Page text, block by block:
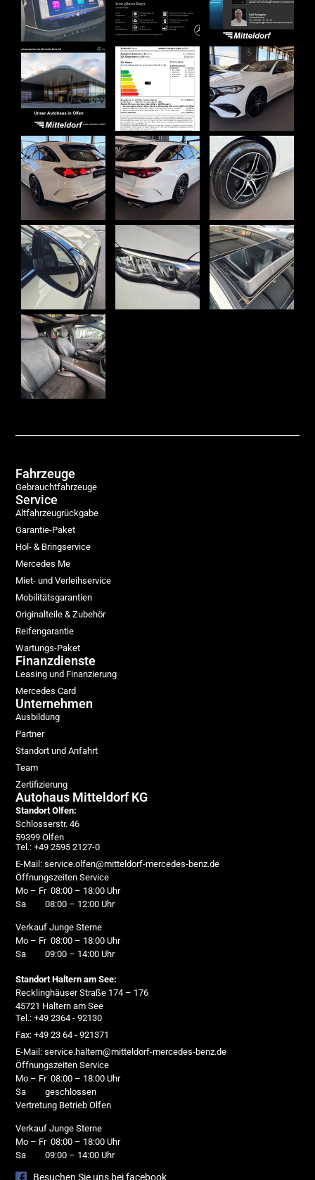
Fahrzeuge
Gebrauchtfahrzeuge
Service
Altfahrzeugrückgabe
Garantie-Paket
Hol- & Bringservice
Mercedes Me
Miet- und Verleihservice
Mobilitätsgarantien
Originalteile & Zubehör
Reifengarantie
Wartungs-Paket
Finanzdienste
Leasing und Finanzierung
Mercedes Card
Unternehmen
Ausbildung
Partner
Standort und Anfahrt
Team
Zertifizierung
Autohaus Mitteldorf KG
Standort Olfen:
Schlosserstr. 46
59399 Olfen
Tel.: +49 2595 2127-0
E-Mail: service.olfen@mitteldorf-mercedes-benz.de
Öffnungszeiten Service
Mo – Fr 08:00 – 18:00 Uhr
Sa 08:00 – 12:00 Uhr
Verkauf Junge Sterne
Mo – Fr 08:00 – 18:00 Uhr
Sa 09:00 – 14:00 Uhr
Standort Haltern am See:
Recklinghäuser Straße 174 – 176
45721 Haltern am See
Tel.: +49 2364 - 92130
Fax: +49 23 64 - 921371
E-Mail: service.haltern@mitteldorf-mercedes-benz.de
Öffnungszeiten Service
Mo – Fr 08:00 – 18:00 Uhr
Sa geschlossen
Vertretung Betrieb Olfen
Verkauf Junge Sterne
Mo – Fr 08:00 – 18:00 Uhr
Sa 09:00 – 14:00 Uhr
Besuchen Sie uns bei facebook